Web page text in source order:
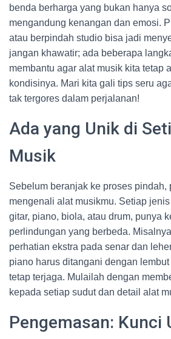
benda berharga yang bukan hanya
mengandung kenangan dan emosi.
atau berpindah studio bisa jadi
jangan khawatir; ada beberapa
membantu agar alat musik kita tetap
kondisinya. Mari kita gali tips seru
tak tergores dalam perjalanan!
Ada yang Unik di
Musik
Sebelum beranjak ke proses pindah,
mengenali alat musikmu. Setiap
gitar, piano, biola, atau drum, punya
perlindungan yang berbeda.
perhatian ekstra pada senar dan
piano harus ditangani dengan
tetap terjaga. Mulailah dengan
kepada setiap sudut dan detail alat
Pengemasan: Kunci